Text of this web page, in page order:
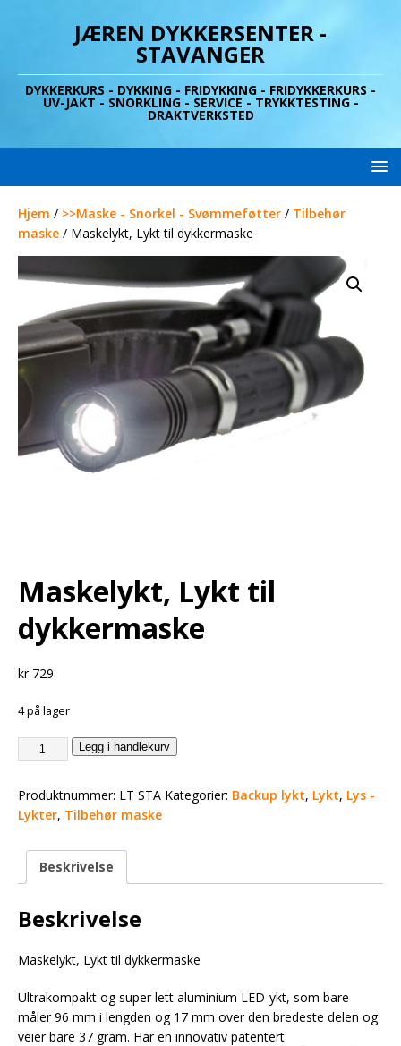
JÆREN DYKKERSENTER -
STAVANGER
DYKKERKURS - DYKKING - FRIDYKKING - FRIDYKKERKURS -
UV-JAKT - SNORKLING - SERVICE - TRYKKTESTING -
DRAKTVERKSTED
Hjem / >>Maske - Snorkel - Svømmeføtter / Tilbehør
maske / Maskelykt, Lykt til dykkermaske
Maskelykt, Lykt til
dykkermaske
kr729
4 på lager
Legg i handlekurv
Produktnummer: LT STA Kategorier: Backup lykt, Lykt, Lys -
Lykter, Tilbehør maske
Beskrivelse
Beskrivelse
Maskelykt, Lykt til dykkermaske
Ultrakompakt og super lett aluminium LED-ykt, som bare
måler 96 mm i lengden og 17 mm over den bredeste delen og
veier bare 37 gram. Har en innovativ patentert